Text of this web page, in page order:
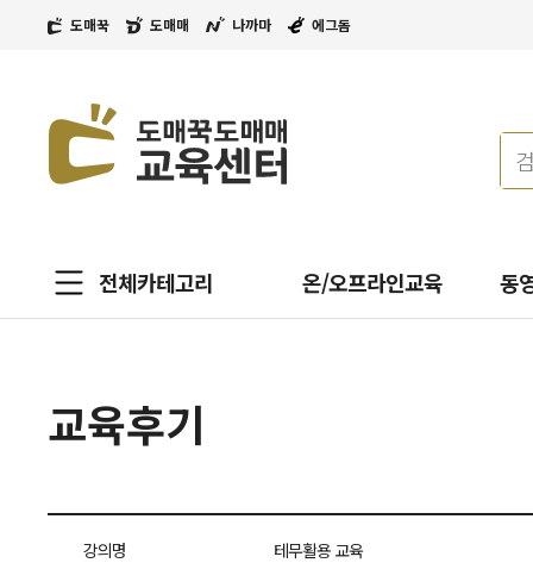
도매꾹 도매매 나까마 에그돔
전체카테고리 온/오프라인교육 동
교육후기
강의명 테무활용 교육